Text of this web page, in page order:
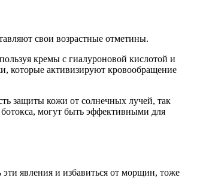
свои возрастные отметины.
кремы с гиалуроновой кислотой и
которые активизируют кровообращение
защиты кожи от солнечных лучей, так
могут быть эффективными для
явления и избавиться от морщин, тоже